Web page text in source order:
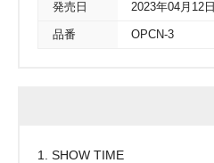
発売日 2023年04月12日
品番 OPCN-3
1. SHOW TIME